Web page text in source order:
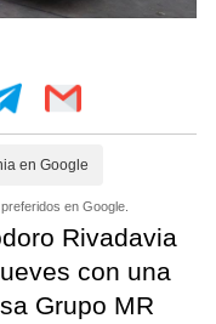
en Google
en Google.
Rivadavia
con una
Grupo MR